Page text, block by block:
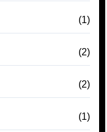
(1)
(2)
(2)
(1)